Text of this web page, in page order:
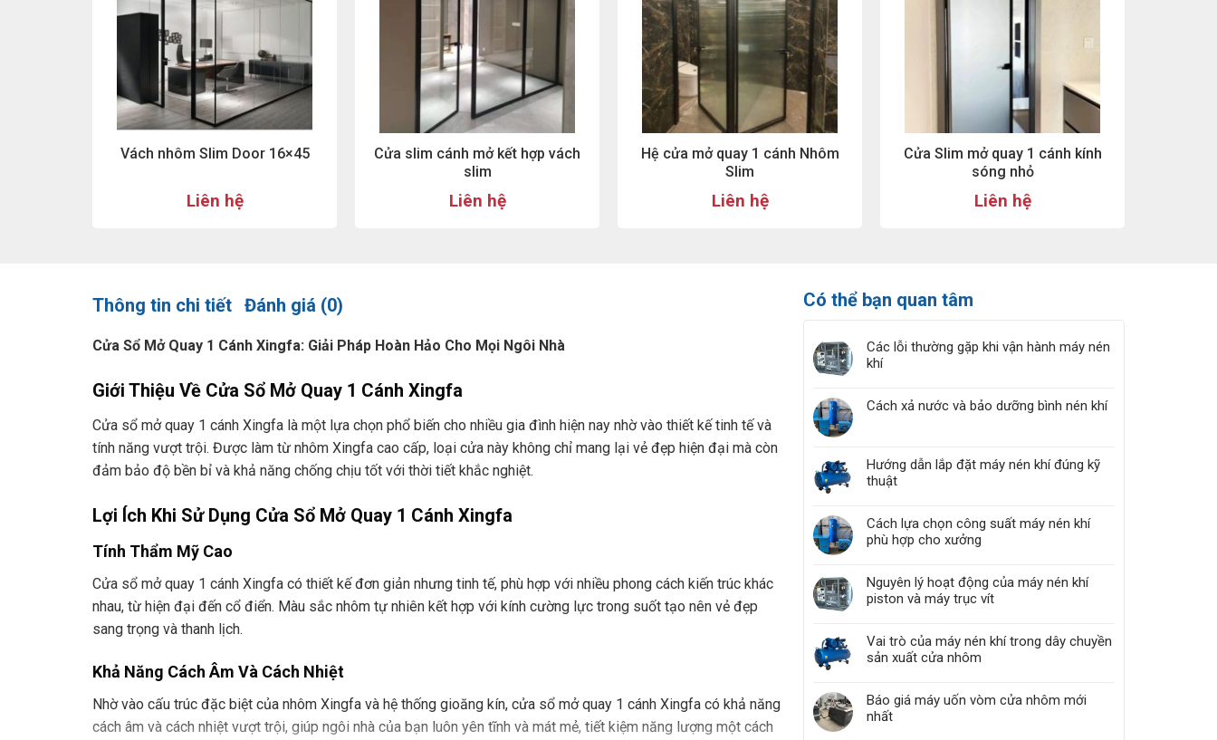
Vách nhôm Slim Door 16×45
Liên hệ
Cửa slim cánh mở kết hợp vách
slim
Liên hệ
Hệ cửa mở quay 1 cánh Nhôm
Slim
Liên hệ
Cửa Slim mở quay 1 cánh kính
sóng nhỏ
Liên hệ
Thông tin chi tiết Đánh giá (0)
Cửa Sổ Mở Quay 1 Cánh Xingfa: Giải Pháp Hoàn Hảo Cho Mọi Ngôi Nhà
Giới Thiệu Về Cửa Sổ Mở Quay 1 Cánh Xingfa
Cửa sổ mở quay 1 cánh Xingfa là một lựa chọn phổ biến cho nhiều gia đình hiện nay nhờ vào thiết kế tinh tế và
tính năng vượt trội. Được làm từ nhôm Xingfa cao cấp, loại cửa này không chỉ mang lại vẻ đẹp hiện đại mà còn
đảm bảo độ bền bỉ và khả năng chống chịu tốt với thời tiết khắc nghiệt.
Lợi Ích Khi Sử Dụng Cửa Sổ Mở Quay 1 Cánh Xingfa
Tính Thẩm Mỹ Cao
Cửa sổ mở quay 1 cánh Xingfa có thiết kế đơn giản nhưng tinh tế, phù hợp với nhiều phong cách kiến trúc khác
nhau, từ hiện đại đến cổ điển. Màu sắc nhôm tự nhiên kết hợp với kính cường lực trong suốt tạo nên vẻ đẹp
sang trọng và thanh lịch.
Khả Năng Cách Âm Và Cách Nhiệt
Nhờ vào cấu trúc đặc biệt của nhôm Xingfa và hệ thống gioăng kín, cửa sổ mở quay 1 cánh Xingfa có khả năng
cách âm và cách nhiệt vượt trội, giúp ngôi nhà của bạn luôn yên tĩnh và mát mẻ, tiết kiệm năng lượng một cách
Có thể bạn quan tâm
Các lỗi thường gặp khi vận hành máy nén
khí
Cách xả nước và bảo dưỡng bình nén khí
Hướng dẫn lắp đặt máy nén khí đúng kỹ
thuật
Cách lựa chọn công suất máy nén khí
phù hợp cho xưởng
Nguyên lý hoạt động của máy nén khí
piston và máy trục vít
Vai trò của máy nén khí trong dây chuyền
sản xuất cửa nhôm
Báo giá máy uốn vòm cửa nhôm mới
nhất